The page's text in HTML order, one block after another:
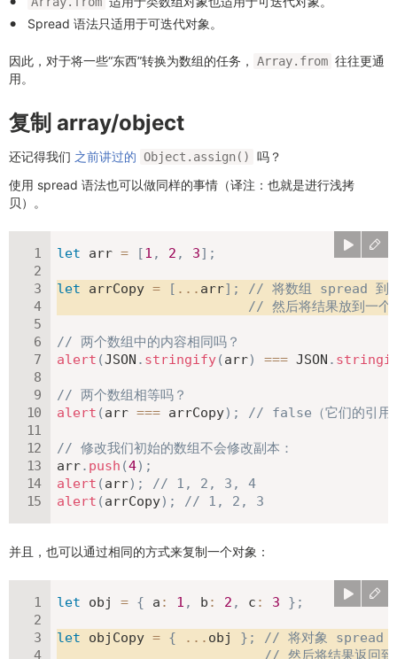
Spread 语法只适用于可迭代对象。
因此，对于将一些“东西”转换为数组的任务， Array.from 往往更通
用。
复制 array/object
还记得我们 之前讲过的 Object.assign()
吗？
使用 spread 语法也可以做同样的事情（译注：也就是进行浅拷
贝）。
let arr = [1 , 2 , 3] ;
let arrCopy = [ ... arr] ;
// 将数组 spread 到
// 然后将结果放到一个
// 两个数组中的内容相同吗？
alert (JSON . stringify(arr) === JSON .
// 两个数组相等吗？
alert (arr === arrCopy) ; // false（它们的引用
// 修改我们初始的数组不会修改副本：
arr. push (4) ;
alert (arr) ;
// 1, 2, 3, 4
alert (arrCopy) ; // 1, 2, 3
并且，也可以通过相同的方式来复制一个对象：
let obj = { a : 1 , b : 2 , c : 3 } ;
let objCopy = { ... obj } ;
// 将对象 spread
// 然后将结果返回到